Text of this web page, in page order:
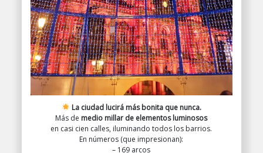
La ciudad lucirá más bonita que nunca.
Más de medio millar de elementos luminosos
en casi cien calles, iluminando todos los barrios.
En números (que impresionan):
– 169 arcos